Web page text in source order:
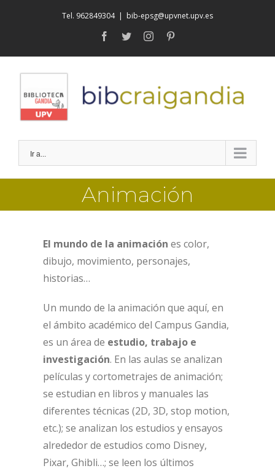
Tel. 962849304 | bib-epsg@upvnet.upv.es
facebook
twitterinstagram
Ir a...
Animación
El mundo de la animación es color,
dibujo, movimiento, personajes,
historias…
Un mundo de la animación que aquí, en
el ámbito académico del Campus Gandia,
es un área de estudio, trabajo e
investigación. En las aulas se analizan
películas y cortometrajes de animación;
se estudian en libros y manuales las
diferentes técnicas (2D, 3D, stop motion,
etc.); se analizan los estudios y ensayos
alrededor de estudios como Disney,
Pixar, Ghibli…; se leen los últimos